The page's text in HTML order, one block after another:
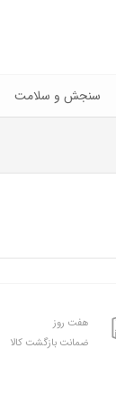
سنجش و سلامت
هفت روز
ضمانت بازگشت کالا